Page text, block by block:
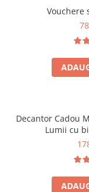
Vouchere
Decantor Cadou
Lumii cu